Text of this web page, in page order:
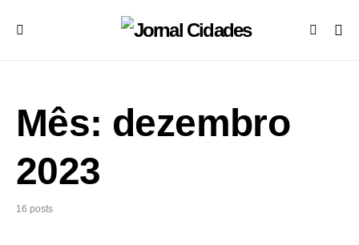
Mês: dezembro
2023
16 posts